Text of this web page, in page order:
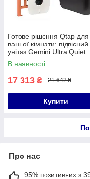
Готове рішення Qtap для
ванної кімнати: підвісний
унітаз Gemini Ultra Quiet
530х365х373 + комплект
інсталяції Nest 4 в 1
В наявності
17 313 ₴ 21 642 ₴
Купити
Про нас
95% позитивних з